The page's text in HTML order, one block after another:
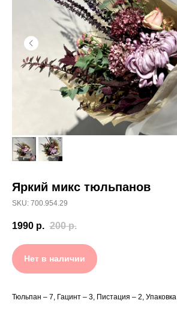
Яркий микс тюльпанов
SKU: 700.954.29
1990 р. 200 р.
Нет в наличии
Тюльпан – 7, Гацинт – 3, Пистация – 2, Упаковка